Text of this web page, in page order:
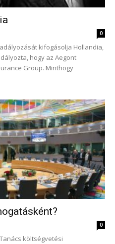
0
kifogásolja Hollandia,
hogy az Aegont
Group. Minthogy
0
költségvetési